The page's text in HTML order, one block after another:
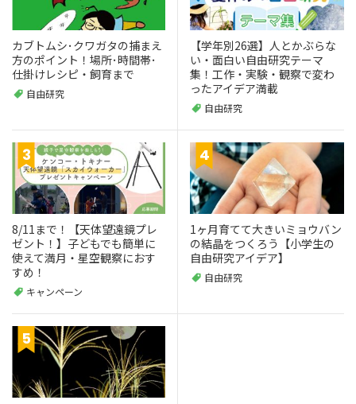
カブトムシ･クワガタの捕まえ
方のポイント！場所･時間帯･
仕掛けレシピ・飼育まで
自由研究
【学年別26選】人とかぶらな
い・面白い自由研究テーマ
集！工作・実験・観察で変わ
ったアイデア満載
自由研究
8/11まで！【天体望遠鏡プレ
ゼント！】子どもでも簡単に
使えて満月・星空観察におす
すめ！
キャンペーン
1ヶ月育てて大きいミョウバン
の結晶をつくろう【小学生の
自由研究アイデア】
自由研究